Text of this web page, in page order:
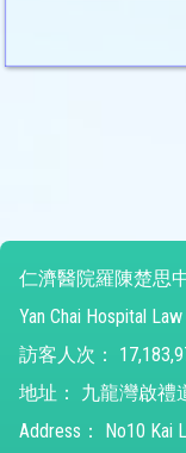
仁濟醫院羅陳楚思
Yan Chai Hospital
訪客人次：
地址：
九龍灣啟禮
Address：
No10 Kai